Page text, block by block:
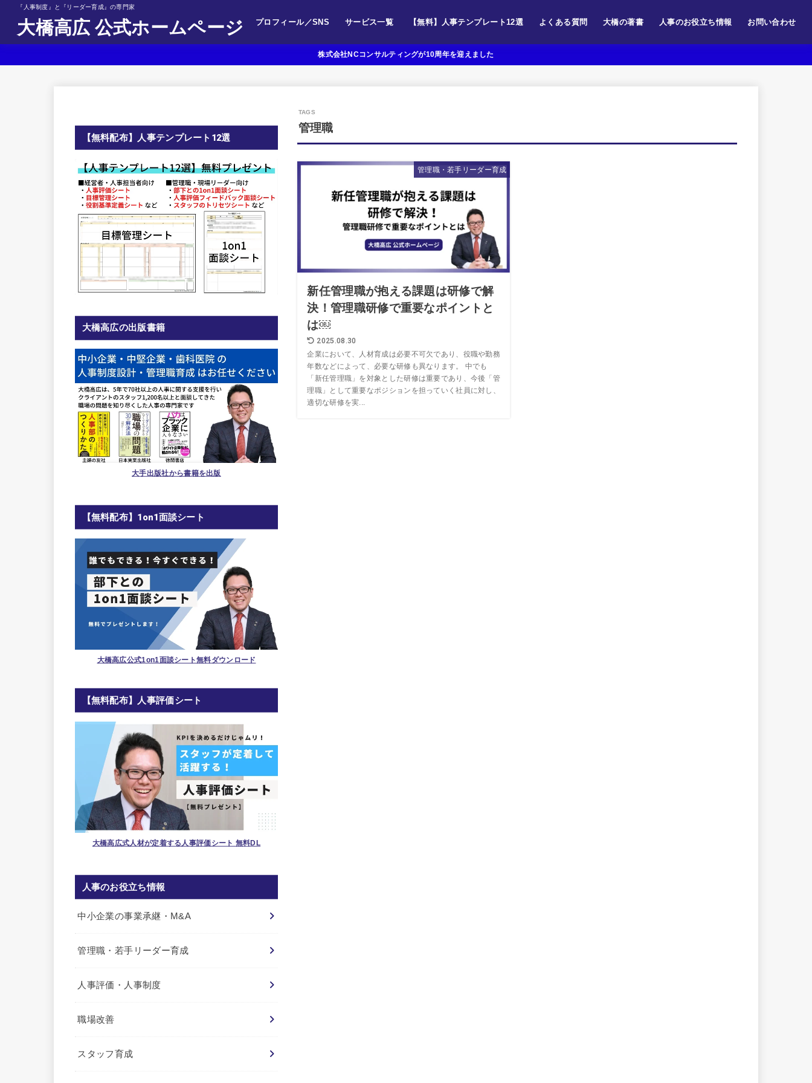
『人事制度』と『リーダー育成』の専門家
大橋高広 公式ホームページ プロフィール／SNS サービス一覧 【無料】人事テンプレート12選 よくある質問 大橋の著書 人事のお役立ち情報 お問い合わせ
株式会社NCコンサルティングが10周年を迎えました
管理職
管理職・若手リーダー育成
新任管理職が抱える課題は研修で解
決！管理職研修で重要なポイントと
は￼
2025.08.30
企業において、人材育成は必要不可欠であり、役職や勤務
年数などによって、必要な研修も異なります。 中でも
「新任管理職」を対象とした研修は重要であり、今後「管
理職」として重要なポジションを担っていく社員に対し、
適切な研修を実...
【無料配布】人事テンプレート12選
大橋高広の出版書籍
大手出版社から書籍を出版
【無料配布】1on1面談シート
大橋高広公式1on1面談シート無料ダウンロード
【無料配布】人事評価シート
大橋高広式人材が定着する人事評価シート 無料DL
人事のお役立ち情報
中小企業の事業承継・M&A
管理職・若手リーダー育成
人事評価・人事制度
職場改善
スタッフ育成